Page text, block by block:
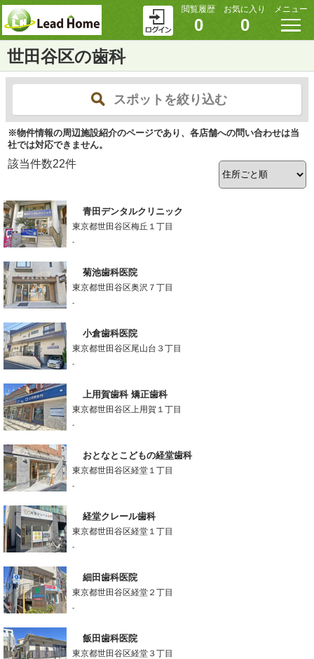
閲覧履歴
0
お気に入り
0
メニュー
世田谷区の歯科
スポットを絞り込む
※物件情報の周辺施設紹介のページであり、各店舗への問い合わせは当
社では対応できません。
該当件数22件
青田デンタルクリニック
東京都世田谷区梅丘１丁目
-
菊池歯科医院
東京都世田谷区奥沢７丁目
-
小倉歯科医院
東京都世田谷区尾山台３丁目
-
上用賀歯科 矯正歯科
東京都世田谷区上用賀１丁目
-
おとなとこどもの経堂歯科
東京都世田谷区経堂１丁目
-
経堂クレール歯科
東京都世田谷区経堂１丁目
-
細田歯科医院
東京都世田谷区経堂２丁目
-
飯田歯科医院
東京都世田谷区経堂３丁目